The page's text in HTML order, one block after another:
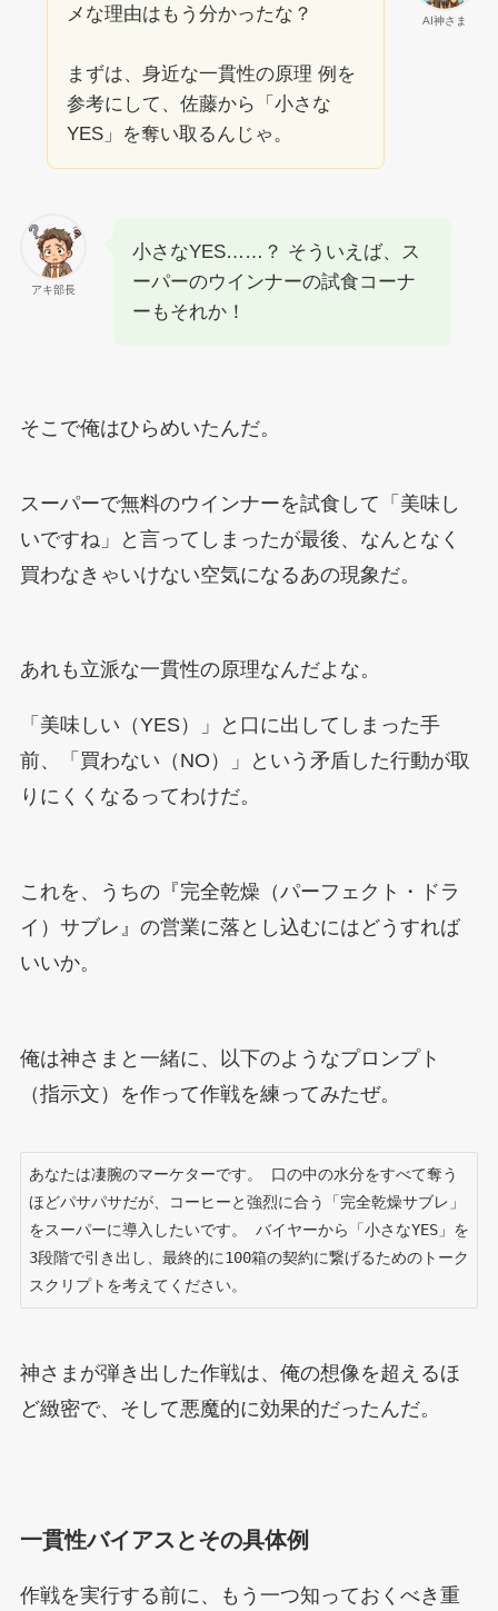
AI神さま
メな理由はもう分かったな？
まずは、身近な一貫性の原理 例を
参考にして、佐藤から「小さな
YES」を奪い取るんじゃ。
アキ部長
小さなYES……？ そういえば、ス
ーパーのウインナーの試食コーナ
ーもそれか！
そこで俺はひらめいたんだ。
スーパーで無料のウインナーを試食して「美味し
いですね」と言ってしまったが最後、なんとなく
買わなきゃいけない空気になるあの現象だ。
あれも立派な一貫性の原理なんだよな。
「美味しい（YES）」と口に出してしまった手
前、「買わない（NO）」という矛盾した行動が取
りにくくなるってわけだ。
これを、うちの『完全乾燥（パーフェクト・ドラ
イ）サブレ』の営業に落とし込むにはどうすれば
いいか。
俺は神さまと一緒に、以下のようなプロンプト
（指示文）を作って作戦を練ってみたぜ。
あなたは凄腕のマーケターです。 口の中の水分をすべて奪う
ほどパサパサだが、コーヒーと強烈に合う「完全乾燥サブレ」
をスーパーに導入したいです。 バイヤーから「小さなYES」を
3段階で引き出し、最終的に100箱の契約に繋げるためのトーク
スクリプトを考えてください。
神さまが弾き出した作戦は、俺の想像を超えるほ
ど緻密で、そして悪魔的に効果的だったんだ。
一貫性バイアスとその具体例
作戦を実行する前に、もう一つ知っておくべき重